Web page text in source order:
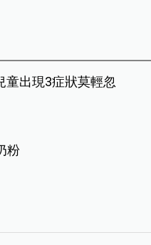
童出現3症狀莫輕忽
粉